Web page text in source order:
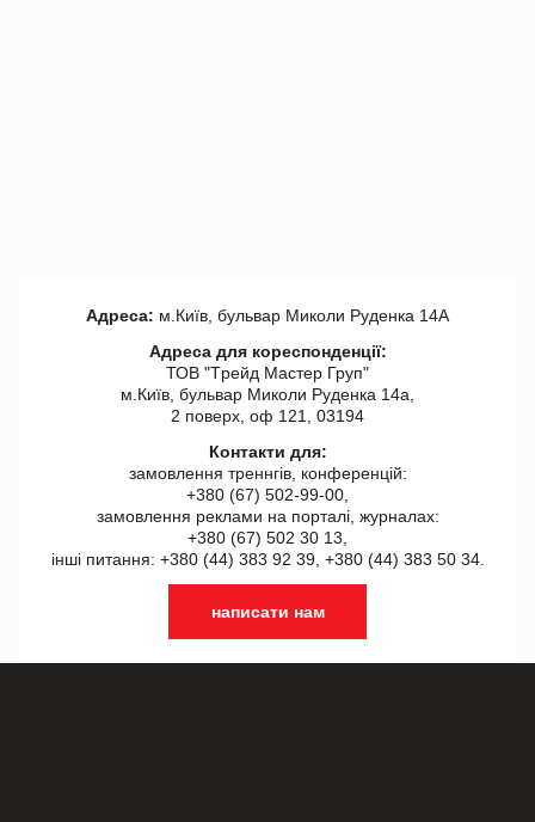
Адреса: м.Київ, бульвар Миколи Руденка 14А
Адреса для кореспонденції:
ТОВ "Tрейд Мастер Груп"
м.Київ, бульвар Миколи Руденка 14а,
2 поверх, оф 121, 03194
Контакти для:
замовлення треннгів, конференцій:
+380 (67) 502-99-00,
замовлення реклами на порталі, журналах:
+380 (67) 502 30 13,
інші питання: +380 (44) 383 92 39, +380 (44) 383 50 34.
написати нам